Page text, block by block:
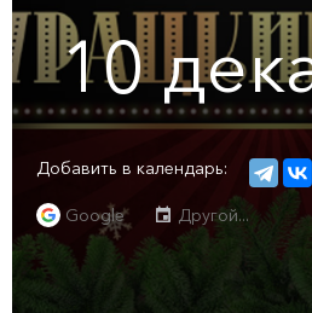
10
Добавить в календарь:
Google Другой...